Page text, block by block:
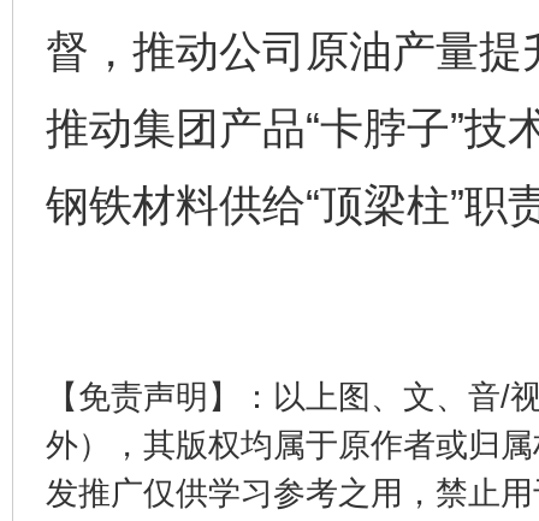
督，推动公司原油产量
推动集团产品“卡脖子”技
钢铁材料供给“顶梁柱”职
【免责声明】：以上图、文、音/
外），其版权均属于原作者或归
发推广仅供学习参考之用，禁止
东山县通报“牛蛙产品抗生素超标问题” 法